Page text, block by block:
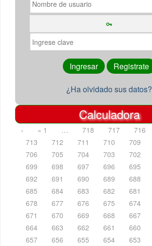
¿Ha olvidado sus datos?
Calculadora
‹ « 1 … 718 717 716
713
712 711 710 709
706
705 704 703 702
699
698 697 696 695
692
691 690 689 688
685
684 683 682 681
678
677 676 675 674
671
670 669 668 667
664
663 662 661 660
657
656 655 654 653